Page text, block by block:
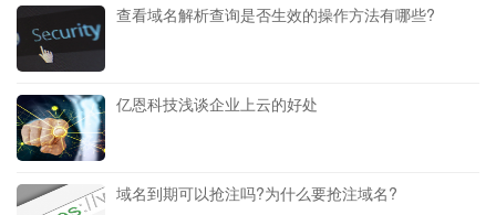
查看域名解析查询是否生效的操作方法有哪些?
亿恩科技浅谈企业上云的好处
域名到期可以抢注吗?为什么要抢注域名?